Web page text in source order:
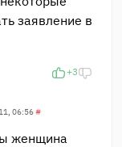
заявление в
+3
06:56#
женщина